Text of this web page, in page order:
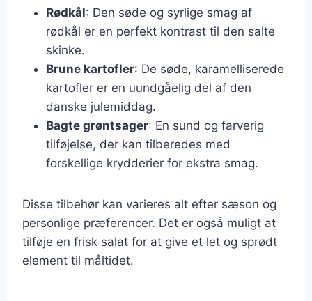
Rødkål: Den søde og syrlige smag af
rødkål er en perfekt kontrast til den salte
skinke.
Brune kartofler: De søde, karamelliserede
kartofler er en uundgåelig del af den
danske julemiddag.
Bagte grøntsager: En sund og farverig
tilføjelse, der kan tilberedes med
forskellige krydderier for ekstra smag.
Disse tilbehør kan varieres alt efter sæson og
personlige præferencer. Det er også muligt at
tilføje en frisk salat for at give et let og sprødt
element til måltidet.